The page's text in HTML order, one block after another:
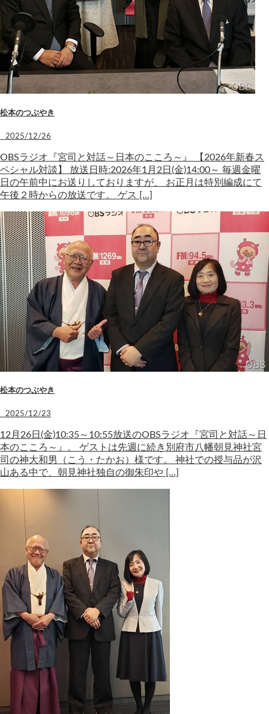
松本のつぶやき
2025/12/26
OBSラジオ『宮司と対話～日本のこころ～』 【2026年新春ス
ペシャル対談】 放送日時:2026年1月2日(金)14:00～ 毎週金曜
日の午前中にお送りしておりますが、 お正月は特別編成にて
午後２時からの放送です。 ゲス […]
松本のつぶやき
2025/12/23
12月26日(金)10:35～10:55放送のOBSラジオ『宮司と対話～日
本のこころ～』。 ゲストは先週に続き別府市八幡朝見神社宮
司の神大和男（こう・たかお）様です。 神社での授与品が沢
山ある中で、朝見神社独自の御朱印や […]